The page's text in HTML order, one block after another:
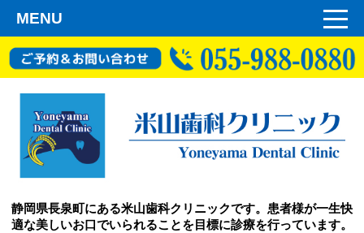
MENU
静岡県長泉町にある米山歯科クリニックです。患者様が一生快
適な美しいお口でいられることを目標に診療を行っています。